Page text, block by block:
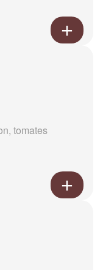
tomates